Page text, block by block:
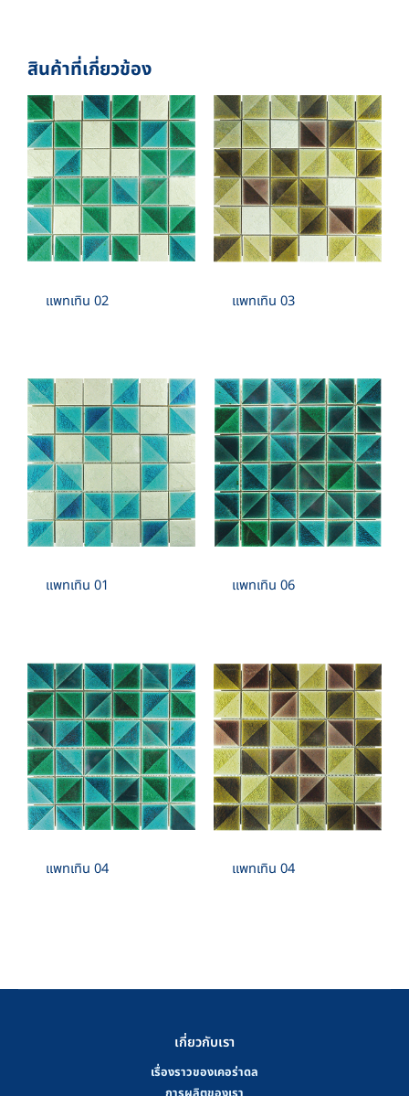
SPECIAL SHAPE :
CIRCLE , FAN , BOW , TRIANGULAR , CONVEX
,PYRAMID
สินค้าที่เกี่ยวข้อง
แพทเทิน 02 แพทเทิน 03
แพทเทิน 01 แพทเทิน 06
แพทเทิน 04 แพทเทิน 04
เกี่ยวกับเรา
เรื่องราวของเคอร่าดล